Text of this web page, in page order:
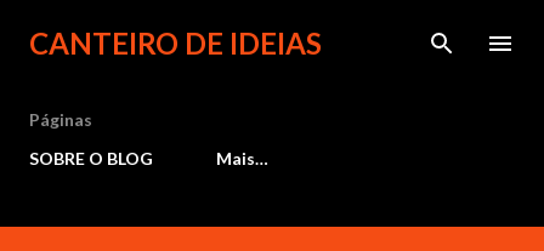
Pular para o conteúdo principal
CANTEIRO DE IDEIAS
Páginas
SOBRE O BLOG
Mais…